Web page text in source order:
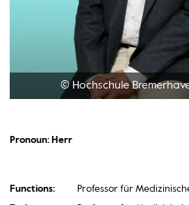
© Hochschule
Pronoun: Herr
Functions:
Professor für